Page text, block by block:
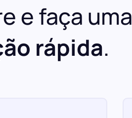
e faça uma
rápida.